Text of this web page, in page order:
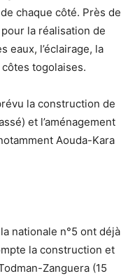
chaque côté. Près de
la réalisation de
eaux, l’éclairage, la
togolaises.
la construction de
et l’aménagement
Aouda-Kara
nationale n°5 ont déjà
la construction et
Zanguera (15